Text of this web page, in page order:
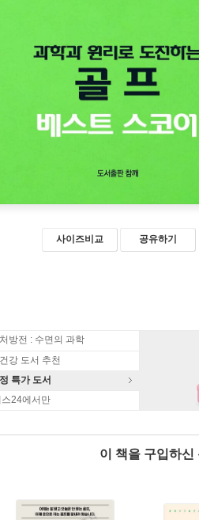
사이즈비교 공유하기
방전 : 수면의 과학
강 도서 추천
특가 도서
스24에서만
이 책을 구입하신